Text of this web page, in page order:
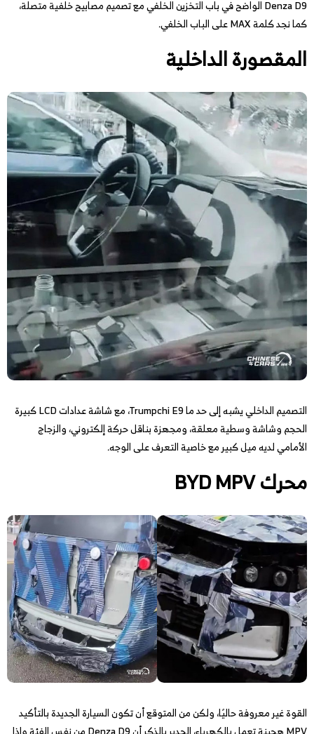
Denza D9 الواضح في باب التخزين الخلفي مع تصميم مصابيح خلفية متصلة،
كما نجد كلمة MAX على الباب الخلفي.
المقصورة الداخلية
التصميم الداخلي يشبه إلى حد ما Trumpchi E9، مع شاشة عدادات LCD كبيرة
الحجم وشاشة وسطية معلقة، ومجهزة بناقل حركة إلكتروني، والزجاج
الأمامي لديه ميل كبير مع خاصية التعرف على الوجه.
محرك BYD MPV
القوة غير معروفة حاليًا، ولكن من المتوقع أن تكون السيارة الجديدة بالتأكيد